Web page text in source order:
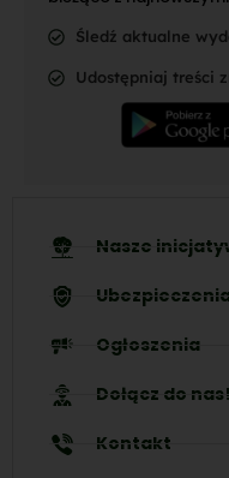
Śledź aktualne
Udostępniaj treści
Nasze
Ubezpieczenia
Ogłoszenia
Dołącz do nas!
Kontakt